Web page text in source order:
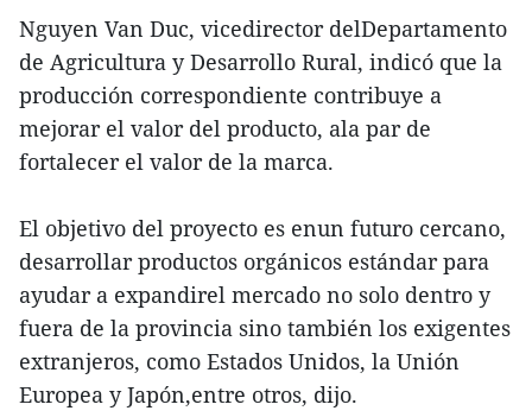
Nguyen Van Duc, vicedirector delDepartamento
de Agricultura y Desarrollo Rural, indicó que la
producción correspondiente contribuye a
mejorar el valor del producto, ala par de
fortalecer el valor de la marca.
El objetivo del proyecto es enun futuro cercano,
desarrollar productos orgánicos estándar para
ayudar a expandirel mercado no solo dentro y
fuera de la provincia sino también los exigentes
extranjeros, como Estados Unidos, la Unión
Europea y Japón,entre otros, dijo.